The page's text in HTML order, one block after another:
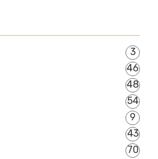
3
46
48
54
9
43
70